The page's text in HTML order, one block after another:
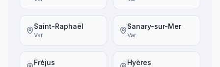
Saint-Raphaël
Var
Sanary-sur-Mer
Var
Fréjus Hyères